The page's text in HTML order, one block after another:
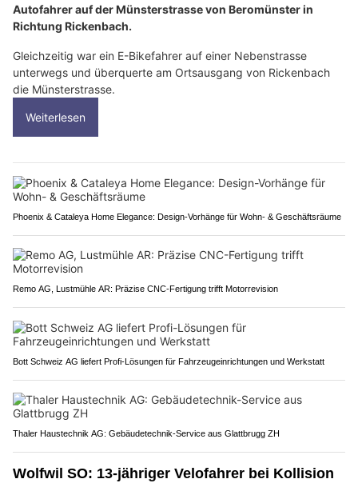
Autofahrer auf der Münsterstrasse von Beromünster in
Richtung Rickenbach.
Gleichzeitig war ein E-Bikefahrer auf einer Nebenstrasse
unterwegs und überquerte am Ortsausgang von Rickenbach
die Münsterstrasse.
Weiterlesen
Phoenix & Cataleya Home Elegance: Design-Vorhänge für Wohn- & Geschäftsräume
Remo AG, Lustmühle AR: Präzise CNC-Fertigung trifft Motorrevision
Bott Schweiz AG liefert Profi-Lösungen für Fahrzeugeinrichtungen und Werkstatt
Thaler Haustechnik AG: Gebäudetechnik-Service aus Glattbrugg ZH
Wolfwil SO: 13-jähriger Velofahrer bei Kollision